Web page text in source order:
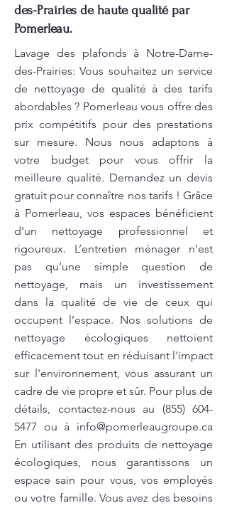
des-Prairies de haute qualité par
Pomerleau.
Lavage des plafonds à Notre-Dame-
des-Prairies: Vous souhaitez un service
de nettoyage de qualité à des tarifs
abordables ? Pomerleau vous offre des
prix compétitifs pour des prestations
sur mesure. Nous nous adaptons à
votre budget pour vous offrir la
meilleure qualité. Demandez un devis
gratuit pour connaître nos tarifs ! Grâce
à Pomerleau, vos espaces bénéficient
d’un nettoyage professionnel et
rigoureux. L’entretien ménager n’est
pas qu’une simple question de
nettoyage, mais un investissement
dans la qualité de vie de ceux qui
occupent l’espace. Nos solutions de
nettoyage écologiques nettoient
efficacement tout en réduisant l'impact
sur l'environnement, vous assurant un
cadre de vie propre et sûr. Pour plus de
détails, contactez-nous au (855) 604-
5477 ou à info@pomerleaugroupe.ca
En utilisant des produits de nettoyage
écologiques, nous garantissons un
espace sain pour vous, vos employés
ou votre famille. Vous avez des besoins